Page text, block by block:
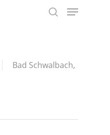
Menu
Bad Schwalbach,